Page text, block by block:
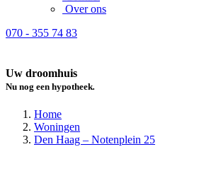
Over ons
070 - 355 74 83
Uw droomhuis
Nu nog een hypotheek.
Home
Woningen
Den Haag – Notenplein 25